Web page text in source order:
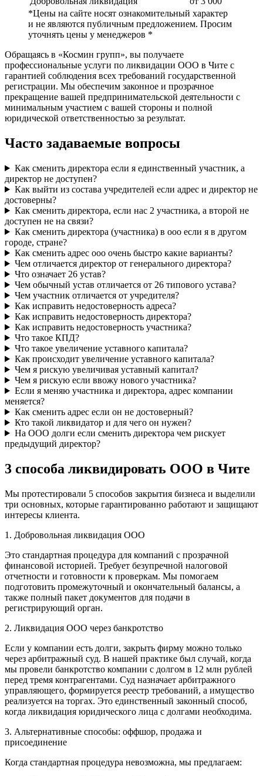
*Цены на сайте носят ознакомительный характер
и не являются публичным предложением. Просим
уточнять цены у менеджеров *
Обращаясь в «Космин групп», вы получаете
профессиональные услуги по ликвидации ООО в Чите с
гарантией соблюдения всех требований государственной
регистрации. Мы обеспечим законное и прозрачное
прекращение вашей предпринимательской деятельности с
минимальным участием с вашей стороны и полной
юридической ответственностью за результат.
Часто задаваемые вопросы
Как сменить директора если я единственный участник, а
директор не доступен?
Как выйти из состава учредителей если адрес и директор не
достоверны?
Как сменить директора, если нас 2 участника, а второй не
доступен не на связи?
Как сменить директора (участника) в ооо если я в другом
городе, стране?
Как сменить адрес ооо очень быстро какие варианты?
Чем отличается директор от генерального директора?
Что означает 26 устав?
Чем обычный устав отличается от 26 типового устава?
Чем участник отличается от учредителя?
Как исправить недостоверность адреса?
Как исправить недостоверность директора?
Как исправить недостоверность участника?
Что такое КПД?
Что такое увеличение уставного капитала?
Как происходит увеличение уставного капитала?
Чем я рискую увеличивая уставный капитал?
Чем я рискую если ввожу нового участника?
Если я меняю участника и директора, адрес компании
меняется?
Как сменить адрес если он не достоверный?
Кто такой ликвидатор и для чего он нужен?
На ООО долги если сменить директора чем рискует
предыдущий директор?
3 способа ликвидировать ООО в Чите
Мы протестировали 5 способов закрытия бизнеса и выделили
три основных, которые гарантированно работают и защищают
интересы клиента.
1. Добровольная ликвидация ООО
Это стандартная процедура для компаний с прозрачной
финансовой историей. Требует безупречной налоговой
отчетности и готовности к проверкам. Мы помогаем
подготовить промежуточный и окончательный балансы, а
также полный пакет документов для подачи в
регистрирующий орган.
2. Ликвидация ООО через банкротство
Если у компании есть долги, закрыть фирму можно только
через арбитражный суд. В нашей практике был случай, когда
мы провели банкротство компании с долгом в 12 млн рублей
перед тремя контрагентами. Суд назначает арбитражного
управляющего, формируется реестр требований, а имущество
реализуется на торгах. Это единственный законный способ,
когда ликвидация юридического лица с долгами необходима.
3. Альтернативные способы: оффшор, продажа и
присоединение
Когда стандартная процедура невозможна, мы предлагаем: